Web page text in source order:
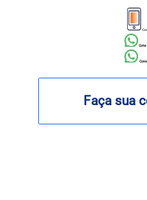
Cote
Cote
Faça sua